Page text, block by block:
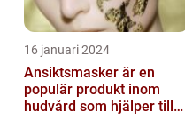
16 januari 2024
Ansiktsmasker är en
populär produkt inom
hudvård som hjälper till